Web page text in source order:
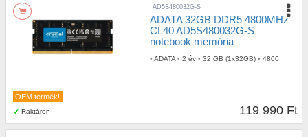
OEM termék!
Raktáron
AD5S480032G-S
ADATA 32GB DDR5 4800MHz
CL40 AD5S480032G-S
notebook memória
• ADATA • 2 év • 32 GB (1x32GB) • 4800
119 990 Ft